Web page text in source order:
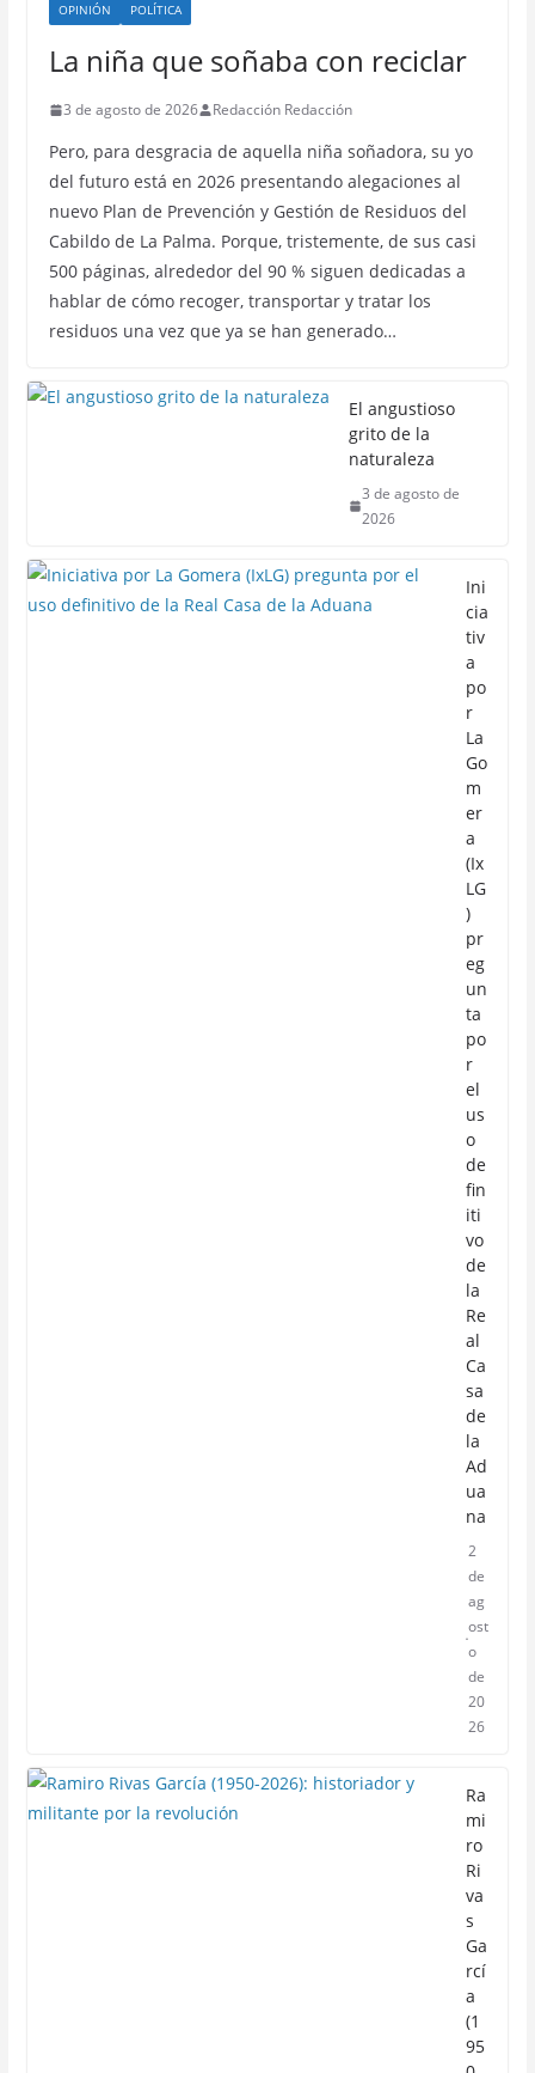
OPINIÓN
POLÍTICA
La niña que soñaba con reciclar
3 de agosto de 2026 Redacción Redacción
Pero, para desgracia de aquella niña soñadora, su yo
del futuro está en 2026 presentando alegaciones al
nuevo Plan de Prevención y Gestión de Residuos del
Cabildo de La Palma. Porque, tristemente, de sus casi
500 páginas, alrededor del 90 % siguen dedicadas a
hablar de cómo recoger, transportar y tratar los
residuos una vez que ya se han generado…
El angustioso
grito de la
naturaleza
3 de agosto de
2026
Ini
cia
tiv
a
po
r
La
Go
m
er
a
(Ix
LG
)
pr
eg
un
ta
po
r
el
us
o
de
fin
iti
vo
de
la
Re
al
Ca
sa
de
la
Ad
ua
na
2
de
ag
ost
o
de
20
26
Ra
mi
ro
Ri
va
s
Ga
rcí
a
(1
95